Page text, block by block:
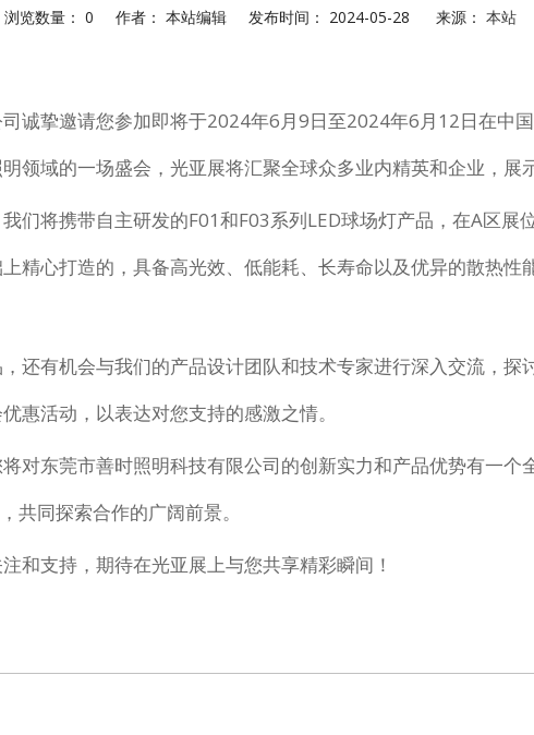
浏览数量： 0 作者： 本站编辑 发布时间： 2024-05-28 来源： 本站
诚挚邀请您参加即将于2024年6月9日至2024年6月12日在中
领域的一场盛会，光亚展将汇聚全球众多业内精英和企业，展
们将携带自主研发的F01和F03系列LED球场灯产品，在A区
精心打造的，具备高光效、低能耗、长寿命以及优异的散热
还有机会与我们的产品设计团队和技术专家进行深入交流，探
惠活动，以表达对您支持的感激之情。
对东莞市善时照明科技有限公司的创新实力和产品优势有一个
同探索合作的广阔前景。
和支持，期待在光亚展上与您共享精彩瞬间！